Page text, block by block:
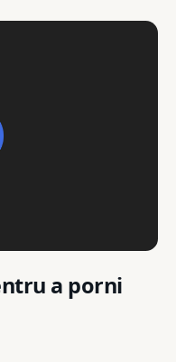
a porni